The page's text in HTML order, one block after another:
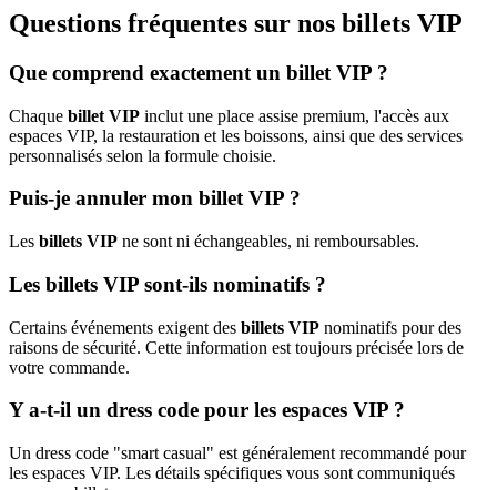
Questions fréquentes sur nos billets VIP
Que comprend exactement un billet VIP ?
Chaque billet VIP inclut une place assise premium, l'accès aux
espaces VIP, la restauration et les boissons, ainsi que des services
personnalisés selon la formule choisie.
Puis-je annuler mon billet VIP ?
Les billets VIP ne sont ni échangeables, ni remboursables.
Les billets VIP sont-ils nominatifs ?
Certains événements exigent des billets VIP nominatifs pour des
raisons de sécurité. Cette information est toujours précisée lors de
votre commande.
Y a-t-il un dress code pour les espaces VIP ?
Un dress code "smart casual" est généralement recommandé pour
les espaces VIP. Les détails spécifiques vous sont communiqués